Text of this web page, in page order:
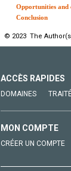
Opportunities and
Conclusion
© 2023 The
ACCÈS RAPIDES
DOMAINES
MON COMPTE
CRÉER UN COMPTE